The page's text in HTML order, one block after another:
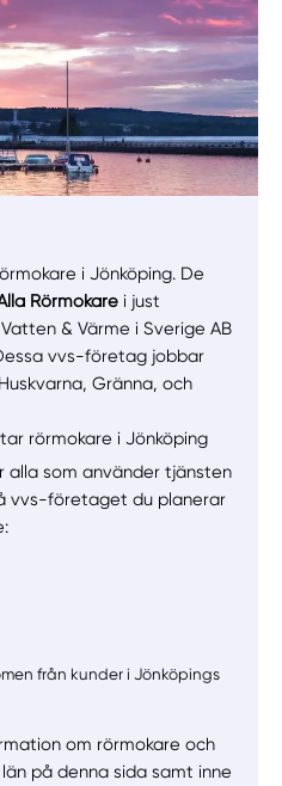
i Jönköping. De
Rörmokare i just
& Värme i Sverige AB
vvs-företag jobbar
Gränna, och
rörmokare i Jönköping
alla som använder tjänsten
vvs-företaget du planerar
från kunder i Jönköpings
om rörmokare och
på denna sida samt inne